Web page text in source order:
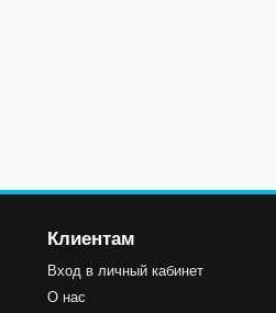
Клиентам
Вход в личный кабинет
О нас